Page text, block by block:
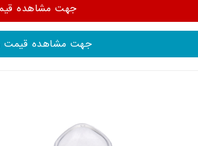
جهت مشاهده
جهت مشاهده قیمت